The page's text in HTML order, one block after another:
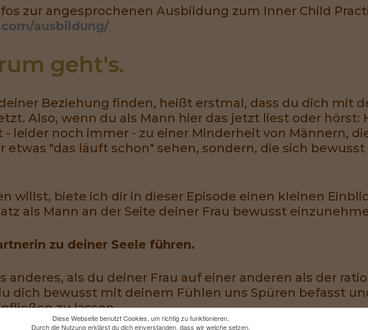
zur angesprochenen Ausbildung zum Inner Child
ausbildung/
geht's.
Beziehung finden, heißt erstmal, dass du dich mit
Also, wenn du als Mann hier das jetzt liest oder hörst:
leider noch immer - zu einer Minderheit von Männern,
etwas "das läuft schon" sehen, sondern, die sich
willst, biete ich dir in dieser Episode einen kleinen
als Mann an der Seite deiner Frau bewusst
zu deiner Seele führen.
anderes, als du deiner Frau auf einer anderen als der
dich bewusst mit deinem Fühlen uns Spüren befasst
zu lassen.
Diese Webseite benutzt Cookies, um richtig zu funktionieren.
Durch die Nutzung erklärst du dich einverstanden, dass wir welche setzen.